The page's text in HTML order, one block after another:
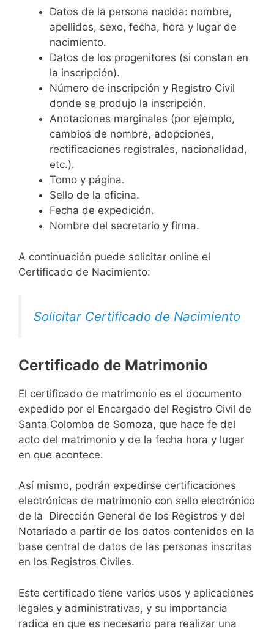
Datos de la persona nacida: nombre,
apellidos, sexo, fecha, hora y lugar de
nacimiento.
Datos de los progenitores (si constan en
la inscripción).
Número de inscripción y Registro Civil
donde se produjo la inscripción.
Anotaciones marginales (por ejemplo,
cambios de nombre, adopciones,
rectificaciones registrales, nacionalidad,
etc.).
Tomo y página.
Sello de la oficina.
Fecha de expedición.
Nombre del secretario y firma.
A continuación puede solicitar online el
Certificado de Nacimiento:
Solicitar Certificado de Nacimiento
Certificado de Matrimonio
El certificado de matrimonio es el documento
expedido por el Encargado del Registro Civil de
Santa Colomba de Somoza, que hace fe del
acto del matrimonio y de la fecha hora y lugar
en que acontece.
Así mismo, podrán expedirse certificaciones
electrónicas de matrimonio con sello electrónico
de la Dirección General de los Registros y del
Notariado a partir de los datos contenidos en la
base central de datos de las personas inscritas
en los Registros Civiles.
Este certificado tiene varios usos y aplicaciones
legales y administrativas, y su importancia
radica en que es necesario para realizar una